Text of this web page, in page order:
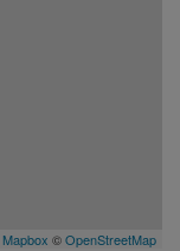
Mapbox ©OpenStreetMap